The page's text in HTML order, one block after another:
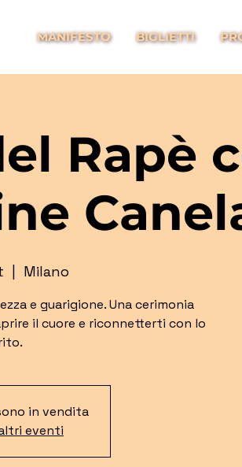
MANIFESTO BIGLIETTI
Rapè
Milano
e guarigione. Una cerimonia
il cuore e riconnetterti con lo
in vendita
eventi